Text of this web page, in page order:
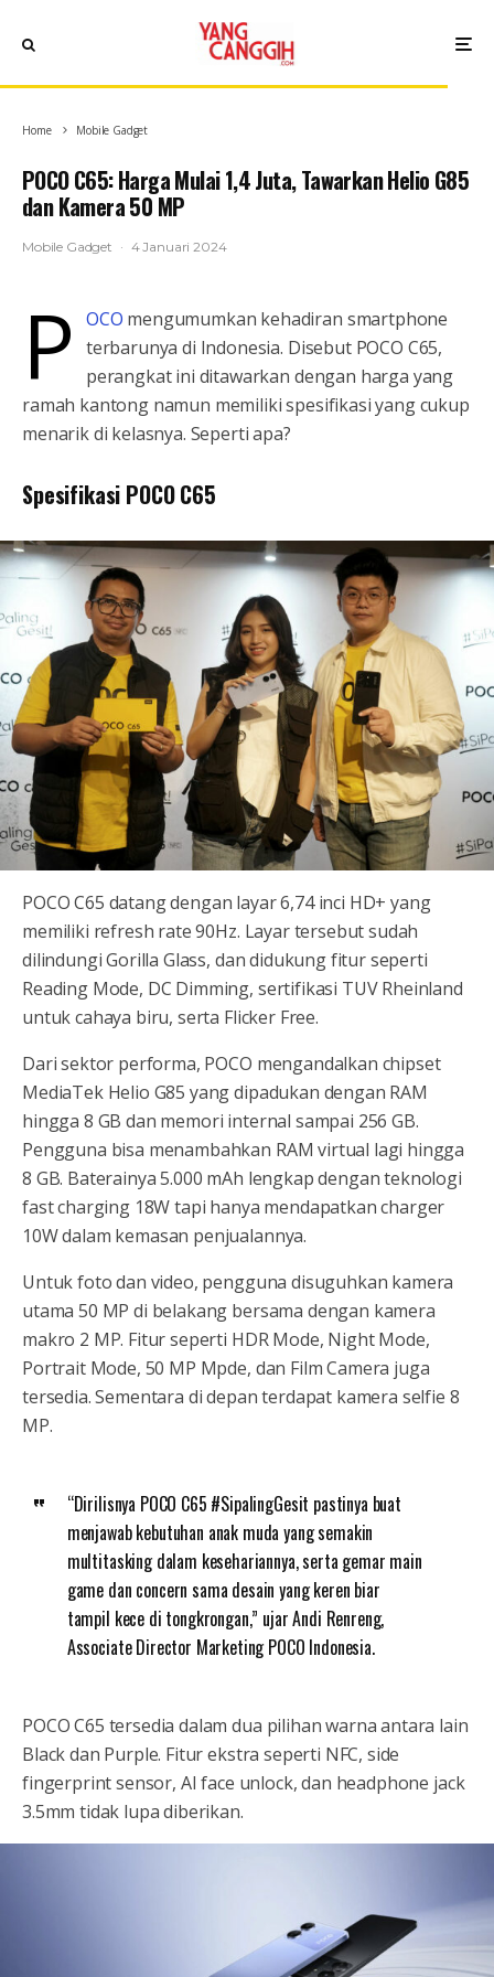
Home Mobile Gadget
POCO C65: Harga Mulai 1,4 Juta, Tawarkan Helio G85
dan Kamera 50 MP
Mobile Gadget · 4 Januari 2024
P OCO mengumumkan kehadiran smartphone
terbarunya di Indonesia. Disebut POCO C65,
perangkat ini ditawarkan dengan harga yang
ramah kantong namun memiliki spesifikasi yang cukup
menarik di kelasnya. Seperti apa?
Spesifikasi POCO C65
POCO C65 datang dengan layar 6,74 inci HD+ yang
memiliki refresh rate 90Hz. Layar tersebut sudah
dilindungi Gorilla Glass, dan didukung fitur seperti
Reading Mode, DC Dimming, sertifikasi TUV Rheinland
untuk cahaya biru, serta Flicker Free.
Dari sektor performa, POCO mengandalkan chipset
MediaTek Helio G85 yang dipadukan dengan RAM
hingga 8 GB dan memori internal sampai 256 GB.
Pengguna bisa menambahkan RAM virtual lagi hingga
8 GB. Baterainya 5.000 mAh lengkap dengan teknologi
fast charging 18W tapi hanya mendapatkan charger
10W dalam kemasan penjualannya.
Untuk foto dan video, pengguna disuguhkan kamera
utama 50 MP di belakang bersama dengan kamera
makro 2 MP. Fitur seperti HDR Mode, Night Mode,
Portrait Mode, 50 MP Mpde, dan Film Camera juga
tersedia. Sementara di depan terdapat kamera selfie 8
MP.
“Dirilisnya POCO C65 #SipalingGesit pastinya buat
menjawab kebutuhan anak muda yang semakin
multitasking dalam kesehariannya, serta gemar main
game dan concern sama desain yang keren biar
tampil kece di tongkrongan,” ujar Andi Renreng,
Associate Director Marketing POCO Indonesia.
POCO C65 tersedia dalam dua pilihan warna antara lain
Black dan Purple. Fitur ekstra seperti NFC, side
fingerprint sensor, AI face unlock, dan headphone jack
3.5mm tidak lupa diberikan.